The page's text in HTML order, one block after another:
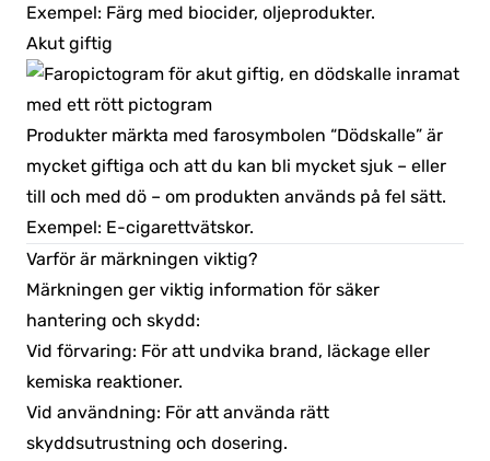
Exempel: Färg med biocider, oljeprodukter.
Akut giftig
Produkter märkta med farosymbolen “Dödskalle” är
mycket giftiga och att du kan bli mycket sjuk – eller
till och med dö – om produkten används på fel sätt.
Exempel: E-cigarettvätskor.
Varför är märkningen viktig?
Märkningen ger viktig information för säker
hantering och skydd:
Vid förvaring: För att undvika brand, läckage eller
kemiska reaktioner.
Vid användning: För att använda rätt
skyddsutrustning och dosering.